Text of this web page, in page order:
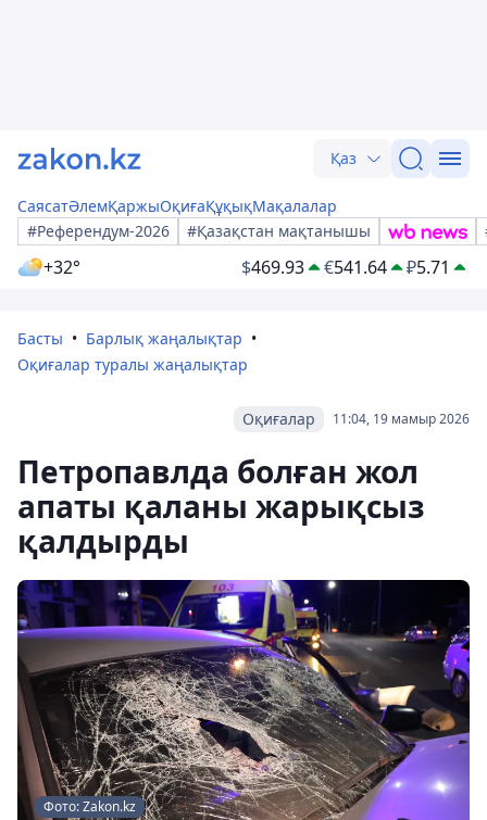
Қаз
СаясатӘлемҚаржыОқиғаҚұқықМақалалар
#Референдум-2026
#Қазақстан мақтанышы
+32° $469.93 €541.64 ₽5.71
Басты
Барлық жаңалықтар
Оқиғалар туралы жаңалықтар
11:04, 19 мамыр 2026
Оқиғалар
Петропавлда болған жол
апаты қаланы жарықсыз
қалдырды
Фото: Zakon.kz